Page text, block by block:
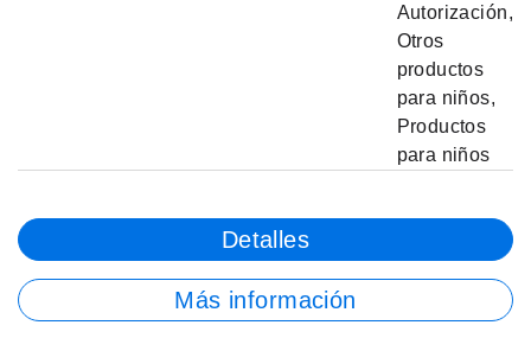
Autorización,
Otros
productos
para niños,
Productos
para niños
Detalles
Más información